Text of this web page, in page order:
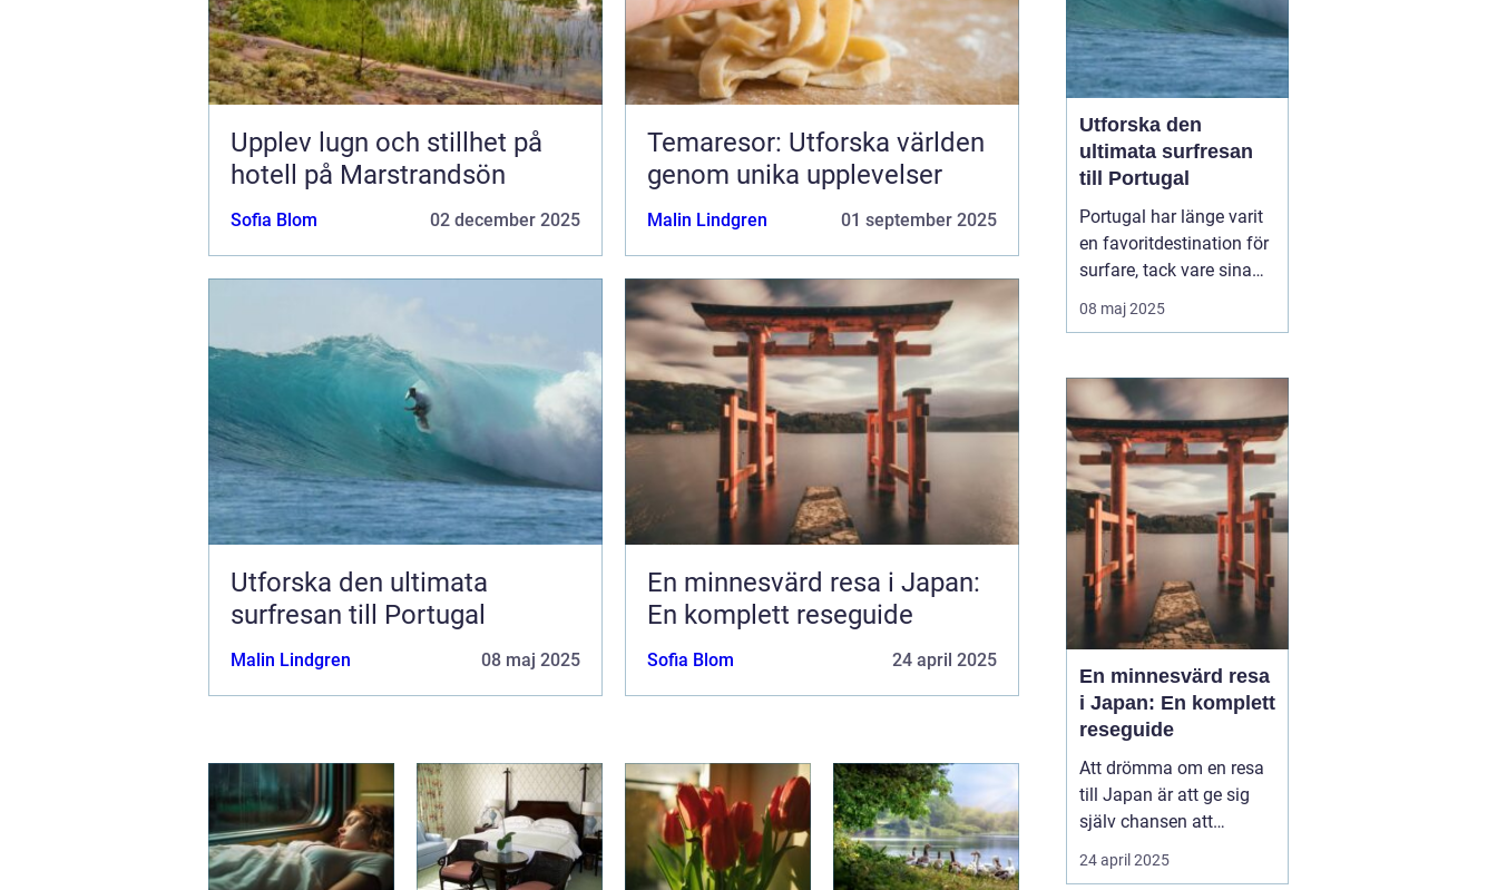
Upplev lugn och stillhet på
hotell på Marstrandsön
Sofia Blom 02 december 2025
Temaresor: Utforska världen
genom unika upplevelser
Malin Lindgren 01 september 2025
Utforska den ultimata
surfresan till Portugal
Malin Lindgren 08 maj 2025
En minnesvärd resa i Japan:
En komplett reseguide
Sofia Blom 24 april 2025
Utforska den
ultimata surfresan
till Portugal
Portugal har länge varit
en favoritdestination för
surfare, tack vare sina
vidsträckta kuster och
imponerande vågor. En
erbjuder mer än bara
surf...
08 maj 2025
En minnesvärd resa
i Japan: En komplett
reseguide
Att drömma om en resa
till Japan är att ge sig
själv chansen att
uppleva en värld där
tradition och modernitet
24 april 2025